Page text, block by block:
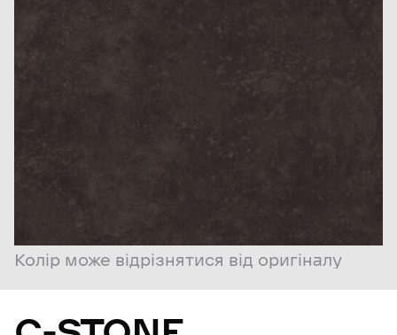
Колір може відрізнятися від оригіналу